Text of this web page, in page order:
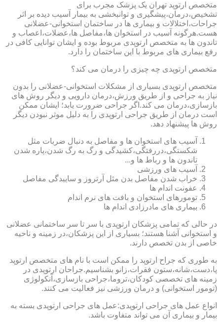
متخصص ارتوپد تهران یک پزشک مجرب برای
تشخیص،درمان،پیشگیری و توانبخشی به بیمار آسیب دیده بر اثر
جراحات،اختلالات و بیماری ها در ساختمان استخوانی-عضلانی
هست.هرگونه آسیب در استخوان ها،مفاصل ها،عضلات،اعصاب و
تاندون ها به متخصص ارتوپدی مربوط بوده و ایشان توانایی کافی در
رفع بیماری های مربوط با این ساختمان را دارد.
متخصص ارتوپدی چه چیزی را درمان می کند؟
متخصص ارتوپدی بسیاری از مشکلات استخوانی-عضلانی را بدون
نیاز به جراحی و از طریق ورزش،درمان دارویی و دیگر روش های
بازسازی،درمان می کند.اگر جراحی ضرورت یابد؛ ایشان ممکن
است درمان از طریق جراحی ارتوپدی را به دلیل موثر نبودن دیگر
روش ها پیشنهاد دهد.
آسیب های استخوان ها و مفاصل به دنبال ضربات مثل
شکستگی،دررفتگی،کشیدگی و رگ به رگ شدن،پاره شدن
تاندون ها و رباط ها و...
آسیب های ورزشی
خراب شدن مفاصل بدن مثل آرتروز و ساییدگی مفاصل
عفونت اندام ها
تومورهای استخوان و بافت های نرم اندام
بیماری های مادرزادی اندام ها
در حالی که تمامی پزشکان ارتوپدی با سر تا سر ساختمانی عضلانی
و استخوانی آشنا هستند؛ بسیاری از این پزشکان،در زمینه و ناحیه
خاصی از بدن تخصص دارند.
به طوری که جراح ارتوپد را ممکن است با نام های متخصص ارتوپد
پا،دست،شانه،ستون فقرات،زانو بشناسیم.جراحان ارتوپدی در
زمینه های تخصصی کودکان،تروما،جراحی بازسازی،آنکولوژی
(تومور استخوانی) و درمان ورزشی نیز فعالیت می کنند.
انواع عمل های جراحی ارتوپدی:عمل های جراحی ارتوپدی بسته به
بیمار و بیماری آن می تواند متفاوت باشد.